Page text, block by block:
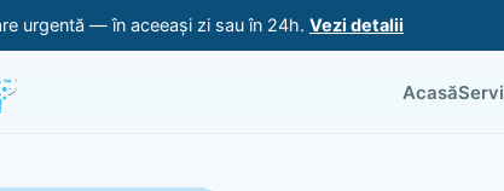
urgentă — în aceeași zi sau în 24h. Vezi detalii
Acasă